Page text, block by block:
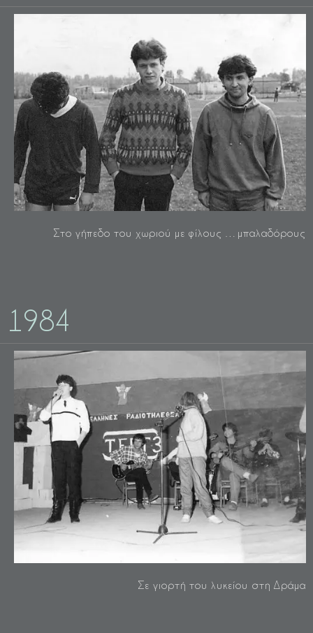
Στο γήπεδο του χωριού με φίλους …μπαλαδόρους
1984
Σε γιορτή του λυκείου στη Δράμα